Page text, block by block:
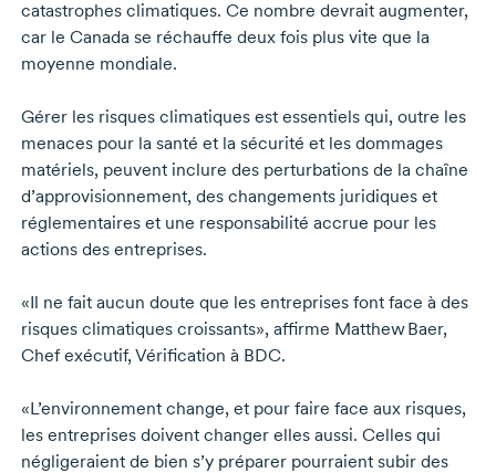
catastrophes climatiques. Ce nombre devrait augmenter,
car le Canada se réchauffe deux fois plus vite que la
moyenne mondiale.
Gérer les risques climatiques est essentiels qui, outre les
menaces pour la santé et la sécurité et les dommages
matériels, peuvent inclure des perturbations de la chaîne
d’approvisionnement, des changements juridiques et
réglementaires et une responsabilité accrue pour les
actions des entreprises.
«Il ne fait aucun doute que les entreprises font face à des
risques climatiques croissants», affirme Matthew Baer,
Chef exécutif, Vérification à BDC.
«L’environnement change, et pour faire face aux risques,
les entreprises doivent changer elles aussi. Celles qui
négligeraient de bien s’y préparer pourraient subir des